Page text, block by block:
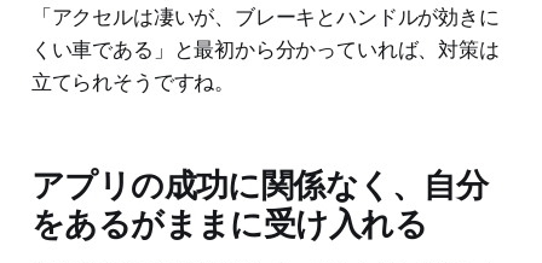
「アクセルは凄いが、ブレーキとハンドルが効きに
くい車である」と最初から分かっていれば、対策は
立てられそうですね。
アプリの成功に関係なく、自分
をあるがままに受け入れる